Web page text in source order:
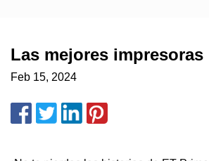
Las mejores
Feb 15, 2024